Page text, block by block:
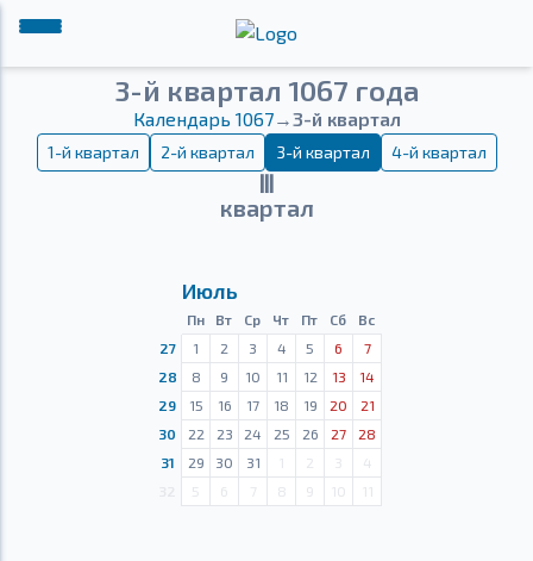
3-й квартал 1067 года
Календарь 1067→3-й квартал
1-й квартал 2-й квартал 3-й квартал 4-й квартал
Ⅲ
квартал
Июль
Пн Вт Ср Чт Пт Сб
Вс
27
1 2 3 4 5 6
7
28
8 9 10 11 12 13
14
29
15 16 17 18 19 20
21
30
22 23 24 25 26 27
28
31
29 30 31 1 2 3
4
5 6 7 8 9 10 11